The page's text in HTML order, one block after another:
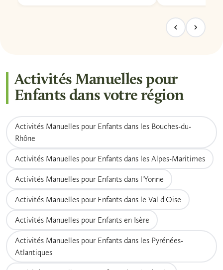
Activités Manuelles pour
Enfants dans votre région
Activités Manuelles pour Enfants dans les Bouches-du-
Rhône
Activités Manuelles pour Enfants dans les Alpes-Maritimes
Activités Manuelles pour Enfants dans l'Yonne
Activités Manuelles pour Enfants dans le Val d'Oise
Activités Manuelles pour Enfants en Isère
Activités Manuelles pour Enfants dans les Pyrénées-
Atlantiques